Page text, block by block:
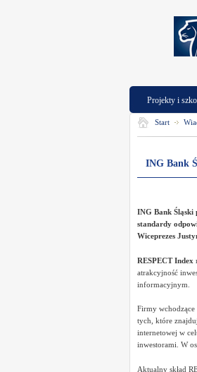
Projekty i
Start
ING Bank
ING Bank Śląski
standardy
Wiceprezes
RESPECT Index
atrakcyjność
informacyjnym.
Firmy wchodzące
tych, które
internetowej w
inwestorami. W
Aktualny skład